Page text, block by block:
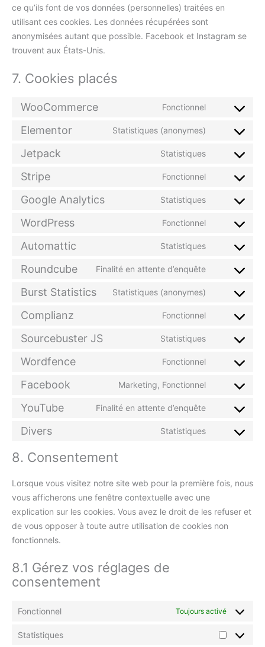
ce qu’ils font de vos données (personnelles) traitées en
utilisant ces cookies. Les données récupérées sont
anonymisées autant que possible. Facebook et Instagram se
trouvent aux États-Unis.
7. Cookies placés
WooCommerce Fonctionnel
Elementor Statistiques (anonymes)
Jetpack Statistiques
Stripe Fonctionnel
Google Analytics Statistiques
WordPress Fonctionnel
Automattic Statistiques
Roundcube Finalité en attente d’enquête
Burst Statistics Statistiques (anonymes)
Complianz Fonctionnel
Sourcebuster JS Statistiques
Wordfence Fonctionnel
Facebook Marketing, Fonctionnel
YouTube Finalité en attente d’enquête
Divers Statistiques
8. Consentement
Lorsque vous visitez notre site web pour la première fois, nous
vous afficherons une fenêtre contextuelle avec une
explication sur les cookies. Vous avez le droit de les refuser et
de vous opposer à toute autre utilisation de cookies non
fonctionnels.
8.1 Gérez vos réglages de
consentement
Fonctionnel Toujours activé
Statistiques